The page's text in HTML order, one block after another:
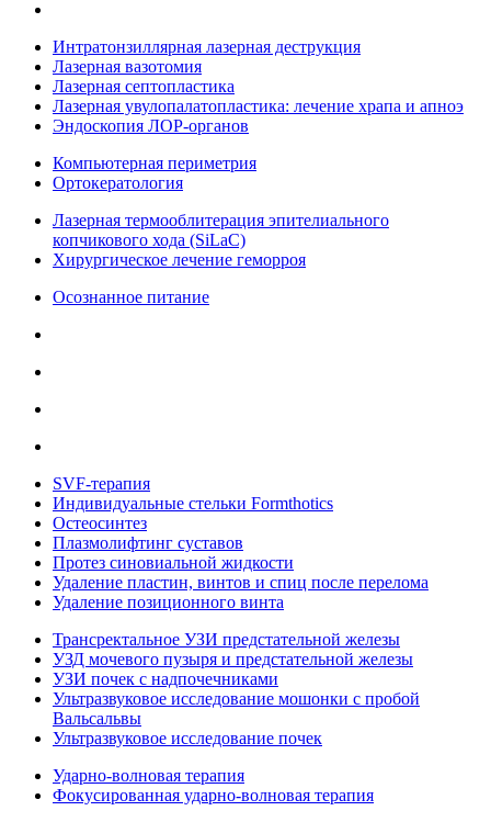
Интратонзиллярная лазерная деструкция
Лазерная вазотомия
Лазерная септопластика
Лазерная увулопалатопластика: лечение храпа и апноэ
Эндоскопия ЛОР-органов
Компьютерная периметрия
Ортокератология
Лазерная термооблитерация эпителиального
копчикового хода (SiLaC)
Хирургическое лечение геморроя
Осознанное питание
SVF-терапия
Индивидуальные стельки Formthotics
Остеосинтез
Плазмолифтинг суставов
Протез синовиальной жидкости
Удаление пластин, винтов и спиц после перелома
Удаление позиционного винта
Трансректальное УЗИ предстательной железы
УЗД мочевого пузыря и предстательной железы
УЗИ почек с надпочечниками
Ультразвуковое исследование мошонки с пробой
Вальсальвы
Ультразвуковое исследование почек
Ударно-волновая терапия
Фокусированная ударно-волновая терапия